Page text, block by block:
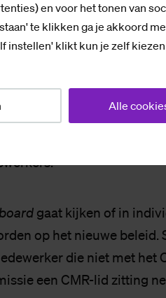
en voor het tonen van
te klikken ga je akkoord
instellen' klikt kun je zelf
Alle
van afwijken.”
een parkeerpas
dat nu nog 10
dit beleid. “Door de druk
bijvoorbeeld op rustige
gaat kijken of in
op het nieuwe beleid.
die niet met het
een CMR-lid zitting